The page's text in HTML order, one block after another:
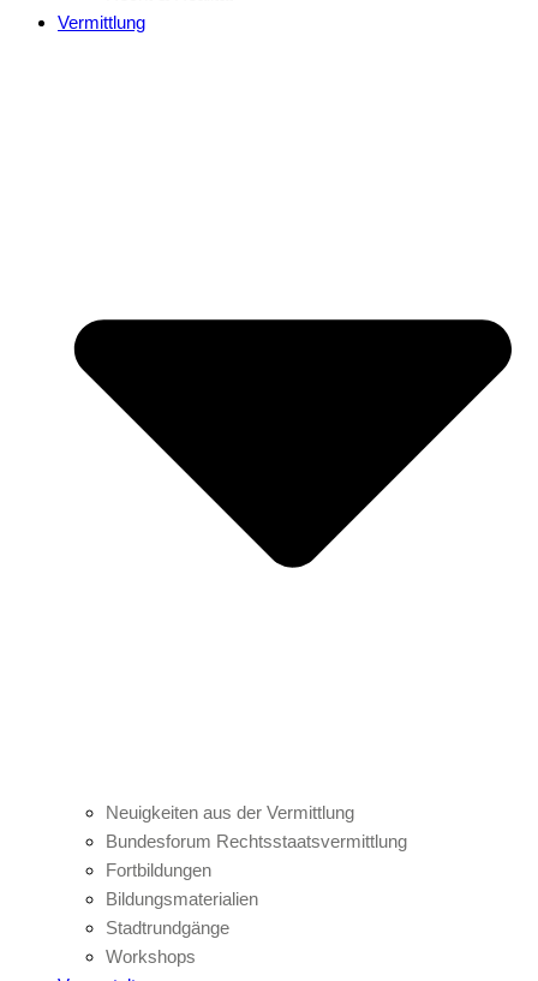
Vermittlung
Neuigkeiten aus der Vermittlung
Bundesforum Rechtsstaatsvermittlung
Fortbildungen
Bildungsmaterialien
Stadtrundgänge
Workshops